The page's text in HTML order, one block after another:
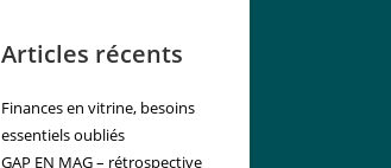
Articles récents
Finances en vitrine, besoins
essentiels oubliés
GAP EN MAG – rétrospective